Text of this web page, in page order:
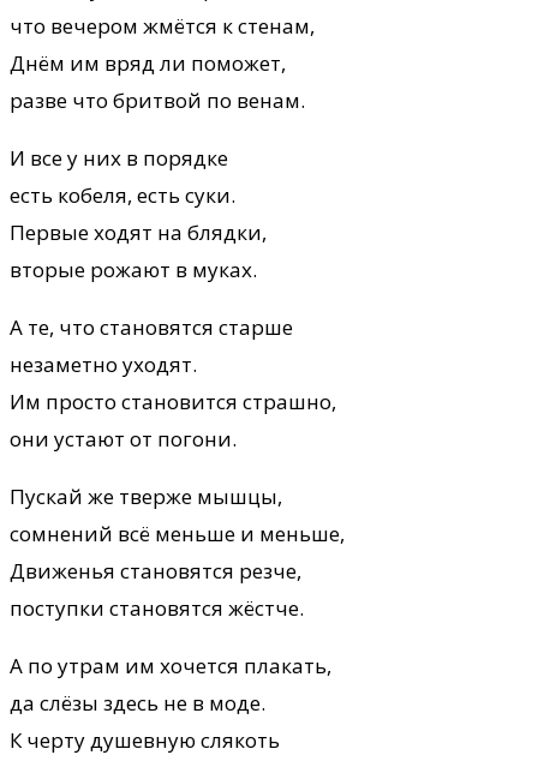
что вечером жмётся к стенам,
Днём им вряд ли поможет,
разве что бритвой по венам.
И все у них в порядке
есть кобеля, есть суки.
Первые ходят на блядки,
вторые рожают в муках.
А те, что становятся старше
незаметно уходят.
Им просто становится страшно,
они устают от погони.
Пускай же тверже мышцы,
сомнений всё меньше и меньше,
Движенья становятся резче,
поступки становятся жёстче.
А по утрам им хочется плакать,
да слёзы здесь не в моде.
К черту душевную слякоть